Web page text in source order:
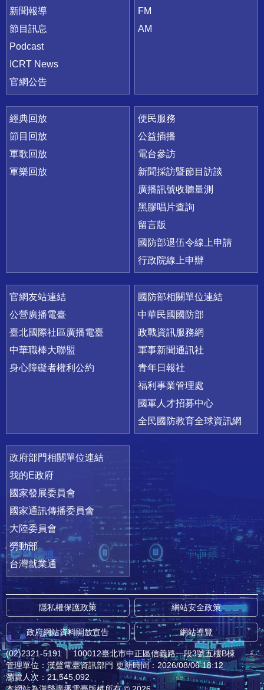
新聞報導
節目訊息
Podcast
ICRT News
官網公告
FM
AM
經典回放
節目回放
軍歌回放
軍樂回放
便民服務
公益插播
電台參訪
新聞採訪暨節目訪談
廣播訊號收聽量測
黑膠唱片查詢
留言版
國防部退伍令線上申請
行政院線上申辦
官網友站連結
公營廣播電臺
臺北國際社區廣播電臺
中華職棒大聯盟
身心障礙者權利公約
國防部相關單位連結
中華民國國防部
政戰資訊服務網
軍事新聞通訊社
青年日報社
福利事業管理處
國軍人才招募中心
全民國防教育全球資訊網
政府部門相關單位連結
我的E政府
國家發展委員會
國家通訊傳播委員會
大陸委員會
勞動部
台灣就業通
隱私權保護政策 網站安全政策
政府網站資料開放宣告 網站導覽
(02)2321-5191 │ 100012臺北市中正區信義路一段3號五樓B棟
管理單位：漢聲電臺資訊部門 更新時間：2026/08/06 18:12
瀏覽人次：21,545,092